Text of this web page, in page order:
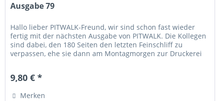
Ausgabe 79
Hallo lieber PITWALK-Freund, wir sind schon fast wieder
fertig mit der nächsten Ausgabe von PITWALK. Die Kollegen
sind dabei, den 180 Seiten den letzten Feinschliff zu
verpassen, ehe sie dann am Montagmorgen zur Druckerei
9,80 € *
Merken